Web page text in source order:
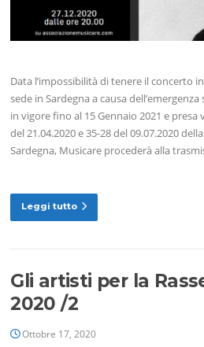
Data l’impossibilità di tenere il concerto
sede in Sardegna a causa
in vigore fino al 15 Gennaio 2021 e presa
del 21.04.2020 e 35-28 del 09.07.2020
Sardegna, Musicare procederà alla
Leggi tutto
Gli artisti per la
2020 /2
Ottobre 17, 2020